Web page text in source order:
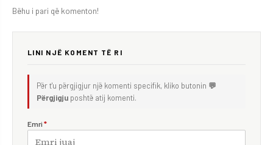
Bëhu i pari që komenton!
LINI NJË KOMENT TË RI
Për t'u përgjigjur një komenti specifik, kliko butonin 💬
Përgjigju poshtë atij komenti.
Emri *